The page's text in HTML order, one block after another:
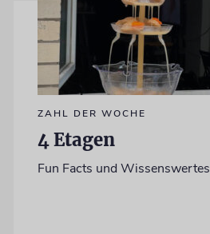
ZAHL DER WOCHE
4 Etagen
Fun Facts und Wissenswertes